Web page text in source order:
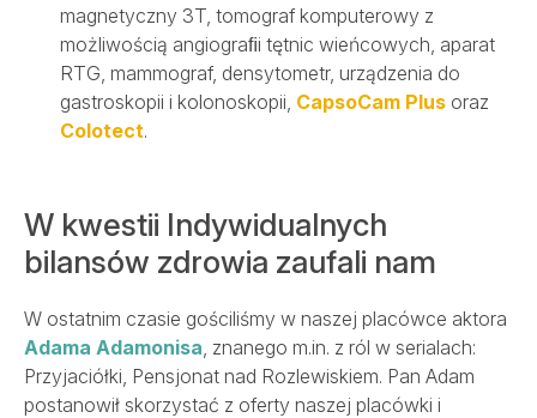
magnetyczny 3T, tomograf komputerowy z
możliwością angiograﬁi tętnic wieńcowych, aparat
RTG, mammograf, densytometr, urządzenia do
gastroskopii i kolonoskopii, CapsoCam Plus oraz
Colotect.
W kwestii Indywidualnych
bilansów zdrowia zaufali nam
W ostatnim czasie gościliśmy w naszej placówce aktora
Adama Adamonisa, znanego m.in. z ról w serialach:
Przyjaciółki, Pensjonat nad Rozlewiskiem. Pan Adam
postanowił skorzystać z oferty naszej placówki i